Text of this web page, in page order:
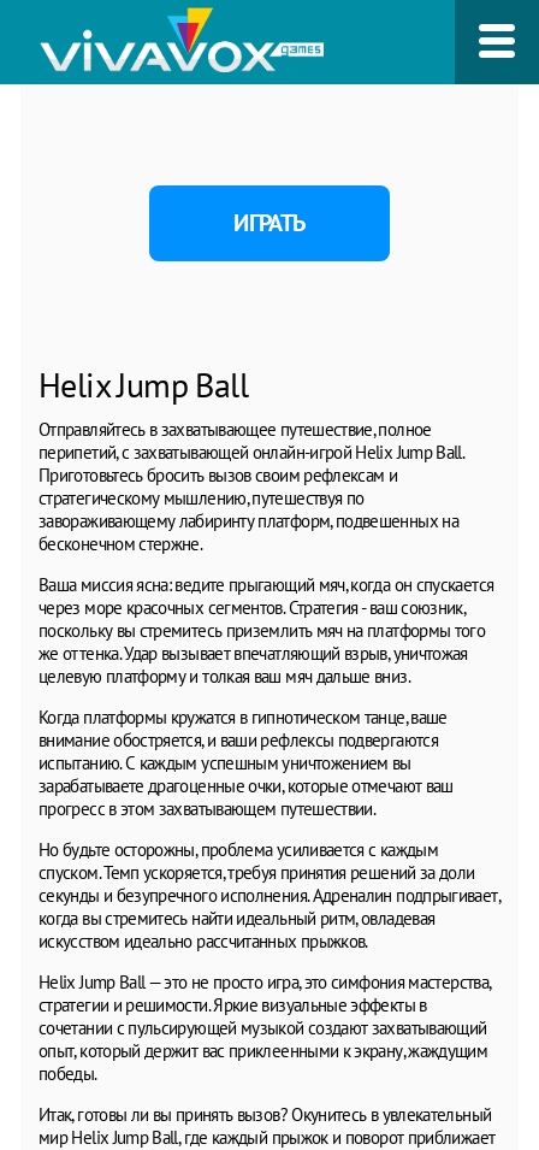
ИГРАТЬ
Helix Jump Ball
Отправляйтесь в захватывающее путешествие, полное
перипетий, с захватывающей онлайн-игрой Helix Jump Ball.
Приготовьтесь бросить вызов своим рефлексам и
стратегическому мышлению, путешествуя по
завораживающему лабиринту платформ, подвешенных на
бесконечном стержне.
Ваша миссия ясна: ведите прыгающий мяч, когда он спускается
через море красочных сегментов. Стратегия - ваш союзник,
поскольку вы стремитесь приземлить мяч на платформы того
же оттенка. Удар вызывает впечатляющий взрыв, уничтожая
целевую платформу и толкая ваш мяч дальше вниз.
Когда платформы кружатся в гипнотическом танце, ваше
внимание обостряется, и ваши рефлексы подвергаются
испытанию. С каждым успешным уничтожением вы
зарабатываете драгоценные очки, которые отмечают ваш
прогресс в этом захватывающем путешествии.
Но будьте осторожны, проблема усиливается с каждым
спуском. Темп ускоряется, требуя принятия решений за доли
секунды и безупречного исполнения. Адреналин подпрыгивает,
когда вы стремитесь найти идеальный ритм, овладевая
искусством идеально рассчитанных прыжков.
Helix Jump Ball — это не просто игра, это симфония мастерства,
стратегии и решимости. Яркие визуальные эффекты в
сочетании с пульсирующей музыкой создают захватывающий
опыт, который держит вас приклеенными к экрану, жаждущим
победы.
Итак, готовы ли вы принять вызов? Окунитесь в увлекательный
мир Helix Jump Ball, где каждый прыжок и поворот приближает